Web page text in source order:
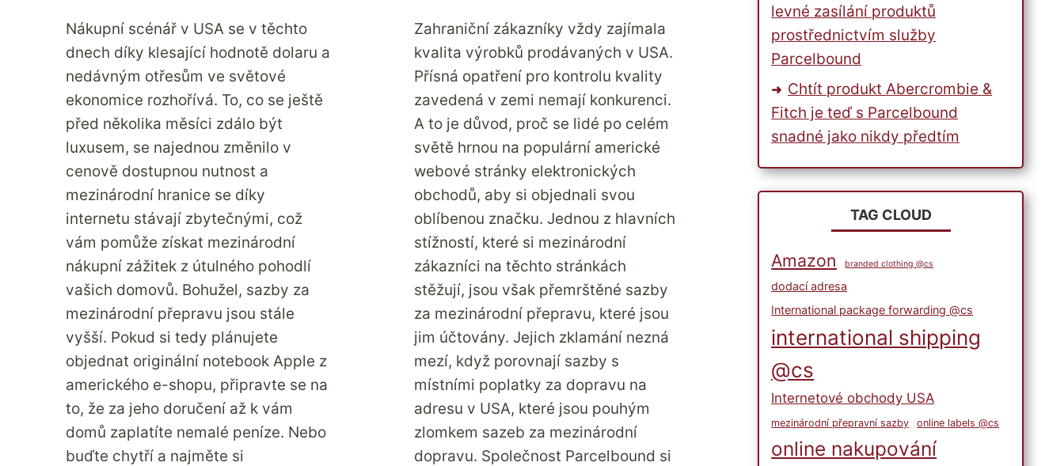
Nákupní scénář v USA se v těchto
dnech díky klesající hodnotě dolaru a
nedávným otřesům ve světové
ekonomice rozhořívá. To, co se ještě
před několika měsíci zdálo být
luxusem, se najednou změnilo v
cenově dostupnou nutnost a
mezinárodní hranice se díky
internetu stávají zbytečnými, což
vám pomůže získat mezinárodní
nákupní zážitek z útulného pohodlí
vašich domovů. Bohužel, sazby za
mezinárodní přepravu jsou stále
vyšší. Pokud si tedy plánujete
objednat originální notebook Apple z
amerického e-shopu, připravte se na
to, že za jeho doručení až k vám
domů zaplatíte nemalé peníze. Nebo
buďte chytří a najměte si
Zahraniční zákazníky vždy zajímala
kvalita výrobků prodávaných v USA.
Přísná opatření pro kontrolu kvality
zavedená v zemi nemají konkurenci.
A to je důvod, proč se lidé po celém
světě hrnou na populární americké
webové stránky elektronických
obchodů, aby si objednali svou
oblíbenou značku. Jednou z hlavních
stížností, které si mezinárodní
zákazníci na těchto stránkách
stěžují, jsou však přemrštěné sazby
za mezinárodní přepravu, které jsou
jim účtovány. Jejich zklamání nezná
mezí, když porovnají sazby s
místními poplatky za dopravu na
adresu v USA, které jsou pouhým
zlomkem sazeb za mezinárodní
dopravu. Společnost Parcelbound si
levné zasílání produktů
prostřednictvím služby
Parcelbound
Chtít produkt Abercrombie &
Fitch je teď s Parcelbound
snadné jako nikdy předtím
TAG CLOUD
Amazon branded clothing @cs
dodací adresa
International package forwarding @cs
international shipping
@cs
Internetové obchody USA
mezinárodní přepravní sazby online labels @cs
online nakupování